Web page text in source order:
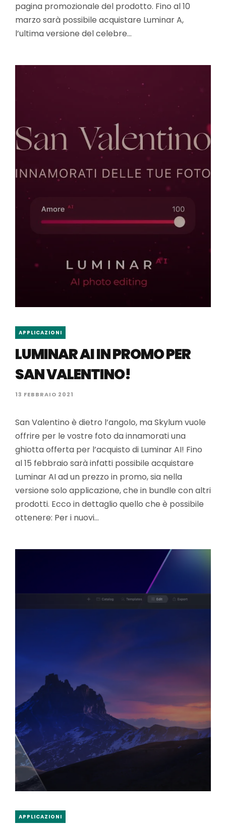
pagina promozionale del prodotto. Fino al 10
marzo sarà possibile acquistare Luminar A,
l’ultima versione del celebre…
APPLICAZIONI
LUMINAR AI IN PROMO PER
SAN VALENTINO!
13 FEBBRAIO 2021
San Valentino è dietro l’angolo, ma Skylum vuole
offrire per le vostre foto da innamorati una
ghiotta offerta per l’acquisto di Luminar AI! Fino
al 15 febbraio sarà infatti possibile acquistare
Luminar AI ad un prezzo in promo, sia nella
versione solo applicazione, che in bundle con altri
prodotti. Ecco in dettaglio quello che è possibile
ottenere: Per i nuovi…
APPLICAZIONI